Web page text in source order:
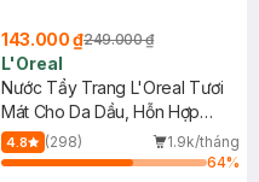
143.000 ₫249.000 ₫
L'Oreal
Nước Tẩy Trang L'Oreal Tươi
Mát Cho Da Dầu, Hỗn Hợp
400ml
4.8 (298)
1.9k/tháng
64%